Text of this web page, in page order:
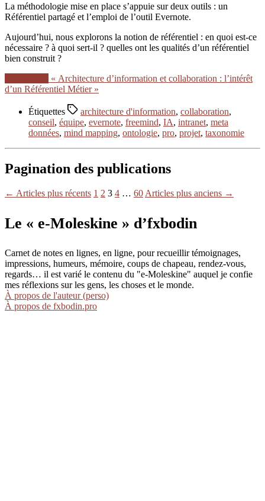
La méthodologie mise en place s’appuie sur deux outils : un
Référentiel partagé et l’emploi de l’outil Evernote.
Aujourd’hui, nous explorons la notion de référentiel : en quoi est-ce
nécessaire ? à quoi sert-il ? quelles ont les qualités d’un référentiel
bien construit ?
« Architecture d’information et collaboration : l’intérêt
d’un Référentiel Métier »
Étiquettes architecture d'information, collaboration,
conseil, équipe, evernote, freemind, IA, intranet, meta
données, mind mapping, ontologie, pro, projet, taxonomie
Pagination des publications
← Articles plus récents 1 2 3 4 … 60Articles plus anciens →
Le « e-Moleskine » d’fxbodin
Carnet de notes en lignes, en ligne, pour recueillir témoignages,
impressions, humeurs, mémoire, coups de chapeau, rendez-vous,
regards… il est varié le contenu du "e-Moleskine" auquel je confie
mes réflexions sur les gens, les choses et le monde.
À propos de l'auteur (perso)
À propos de fxbodin.pro